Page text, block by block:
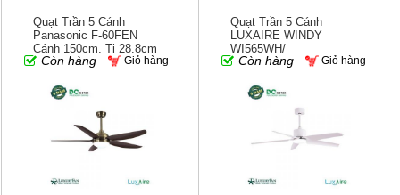
Quạt Trần 5 Cánh
Panasonic F-60FEN
Cánh 150cm, Ti 28.8cm
Còn hàng Giỏ hàng
Quạt Trần 5 Cánh
LUXAIRE WINDY
WI565WH/
WI565AB/WG/
Còn hàng Giỏ hàng